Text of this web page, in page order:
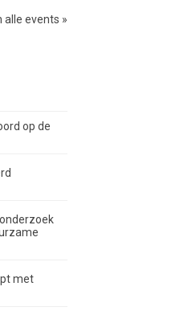
alle events »
op de
met